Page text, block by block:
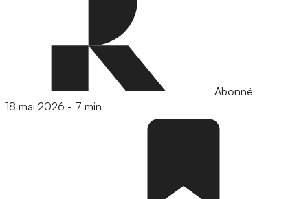
Abonné
18 mai 2026 - 7 min